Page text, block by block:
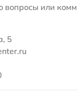
вопросы или
5